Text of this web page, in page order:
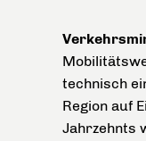
technisch
Region auf
Jahrzehnts